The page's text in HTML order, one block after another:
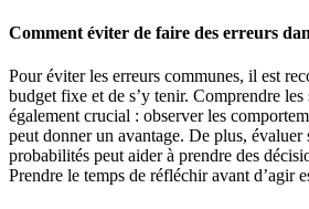
Comment éviter de faire des erreurs
Pour éviter les erreurs communes, il est
budget fixe et de s’y tenir. Comprendre les
également crucial : observer les
peut donner un avantage. De plus, évaluer
probabilités peut aider à prendre des
Prendre le temps de réfléchir avant d’agir